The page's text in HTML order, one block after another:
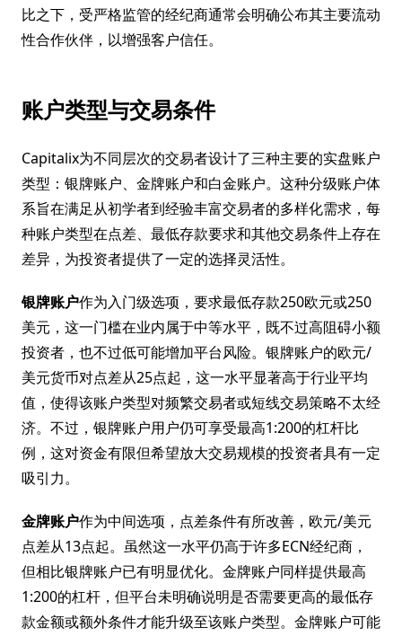
比之下，受严格监管的经纪商通常会明确公布其主要流动
性合作伙伴，以增强客户信任。
账户类型与交易条件
Capitalix为不同层次的交易者设计了三种主要的实盘账户
类型：银牌账户、金牌账户和白金账户。这种分级账户体
系旨在满足从初学者到经验丰富交易者的多样化需求，每
种账户类型在点差、最低存款要求和其他交易条件上存在
差异，为投资者提供了一定的选择灵活性。
银牌账户作为入门级选项，要求最低存款250欧元或250
美元，这一门槛在业内属于中等水平，既不过高阻碍小额
投资者，也不过低可能增加平台风险。银牌账户的欧元/
美元货币对点差从25点起，这一水平显著高于行业平均
值，使得该账户类型对频繁交易者或短线交易策略不太经
济。不过，银牌账户用户仍可享受最高1:200的杠杆比
例，这对资金有限但希望放大交易规模的投资者具有一定
吸引力。
金牌账户作为中间选项，点差条件有所改善，欧元/美元
点差从13点起。虽然这一水平仍高于许多ECN经纪商，
但相比银牌账户已有明显优化。金牌账户同样提供最高
1:200的杠杆，但平台未明确说明是否需要更高的最低存
款金额或额外条件才能升级至该账户类型。金牌账户可能